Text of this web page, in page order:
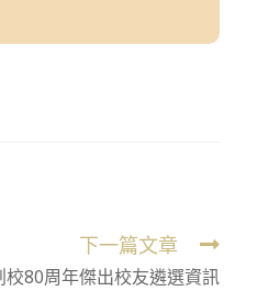
下一篇文章
80周年傑出校友遴選資訊